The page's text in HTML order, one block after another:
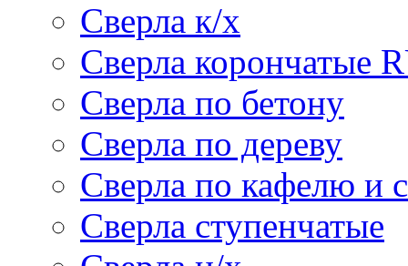
Сверла к/х
Сверла корончатые
Сверла по бетону
Сверла по дереву
Сверла по кафелю и
Сверла ступенчатые